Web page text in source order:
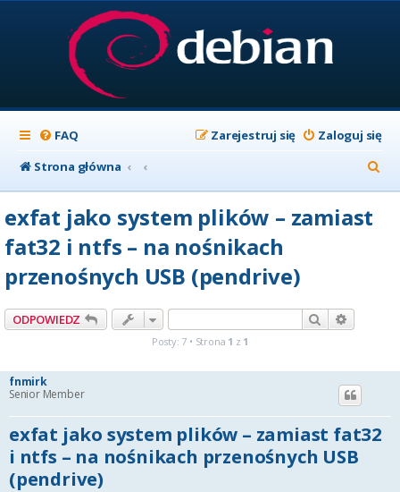
FAQ Zaloguj się
Zarejestruj się
Strona główna
z
exfat jako system plików – zamiast
fat32 i ntfs – na nośnikach
przenośnych USB (pendrive)
ODPOWIEDZ Szukaj
Posty: 7 • Strona 1 z 1
fnmirk
Senior Member
exfat jako system plików – zamiast fat32
i ntfs – na nośnikach przenośnych USB
(pendrive)